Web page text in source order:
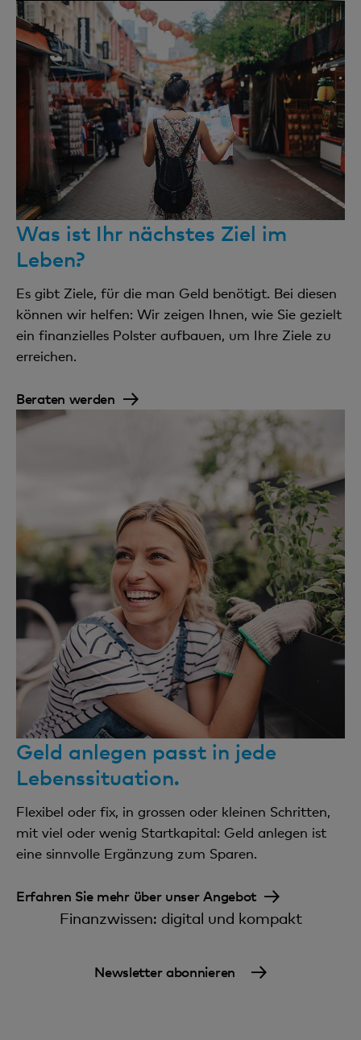
Was ist Ihr nächstes Ziel im
Leben?
Es gibt Ziele, für die man Geld benötigt. Bei diesen
können wir helfen: Wir zeigen Ihnen, wie Sie gezielt
ein finanzielles Polster aufbauen, um Ihre Ziele zu
erreichen.
Beraten werden
Geld anlegen passt in jede
Lebenssituation.
Flexibel oder fix, in grossen oder kleinen Schritten,
mit viel oder wenig Startkapital: Geld anlegen ist
eine sinnvolle Ergänzung zum Sparen.
Erfahren Sie mehr über unser Angebot
Finanzwissen: digital und kompakt
Newsletter abonnieren